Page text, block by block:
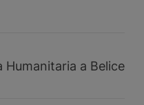
Humanitaria a Belice